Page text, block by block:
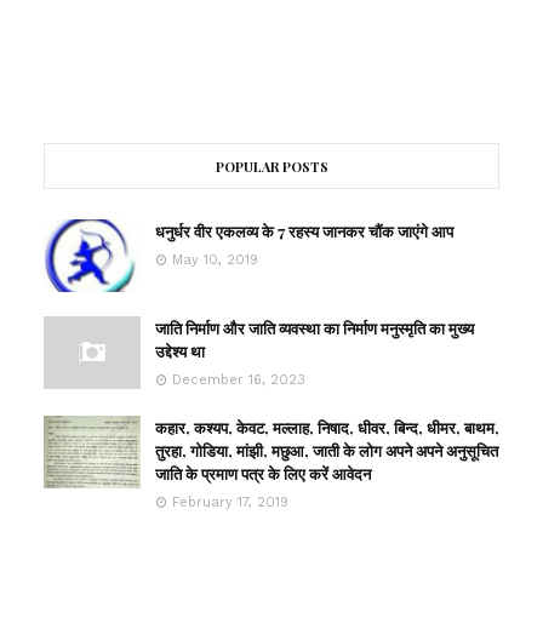
POPULAR POSTS
धनुर्धर वीर एकलव्य के 7 रहस्य जानकर चौंक जाएंगे आप
May 10, 2019
जाति निर्माण और जाति व्यवस्था का निर्माण मनुस्मृति का मुख्य
उद्देश्य था
December 16, 2023
कहार, कश्यप, केवट, मल्लाह, निषाद, धीवर, बिन्द, धीमर, बाथम,
तुरहा, गोडिया, मांझी, मछुआ, जाती के लोग अपने अपने अनुसूचित
जाति के प्रमाण पत्र के लिए करें आवेदन
February 17, 2019